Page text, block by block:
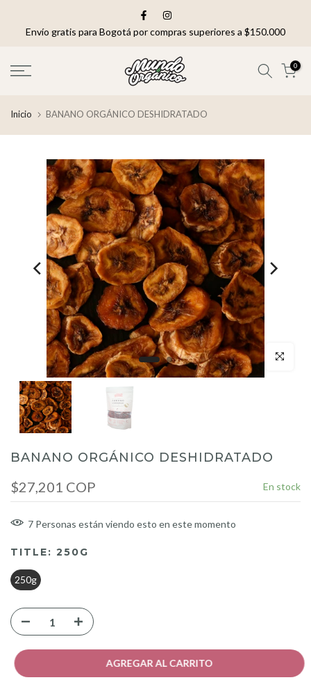
Envío gratis para Bogotá por compras superiores a $150.000
0
Inicio BANANO ORGÁNICO DESHIDRATADO
Click para
BANANO ORGÁNICO DESHIDRATADO
$27,201 COP En stock
7 Personas están viendo esto en este momento
TITLE: 250G
250g
AGREGAR AL CARRITO